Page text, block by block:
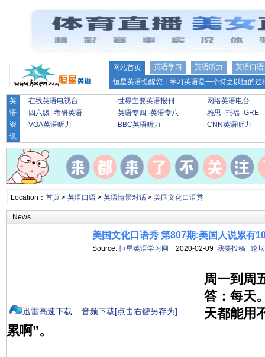
网站首页 英语学习 英语听力
英语口语
恒星英语提醒您：学习英语是一个持之以恒的
英
语
资
讯
·在线英语电视台 ·世界主要英语报刊 · 网络英语电台
· 四六级 ·考研英语 ·英语专四 ·英语专八 ·雅思 ·托福 ·GRE
·VOA英语听力 · BBC英语听力 ·CNN英语听力
Location： 首页> 英语口语> 英语情景对话> 美国文化口语秀
News
美国文化口语秀 第807期:美国人说累有
Source:恒星英语学习网 2020-02-09 我要投稿 论坛
迅雷高速下载 音频下载[点击右键另存为]
周一到周
答：每天
天都能用
累啊”。